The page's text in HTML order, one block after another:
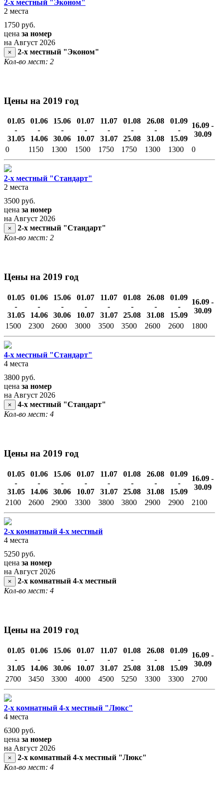
2-х местный "Эконом"
2 места
1750 руб.
цена за номер
на Август 2026
×
2-х местный "Эконом"
Кол-во мест: 2
Цены на 2019 год
01.05
-
31.05
01.06
-
14.06
15.06
-
30.06
01.07
-
10.07
11.07
-
31.07
01.08
-
25.08
26.08
-
31.08
01.09
-
15.09
16.09 -
30.09
0
1150 1300 1500 1750 1750 1300 1300 0
2-х местный "Стандарт"
2 места
3500 руб.
цена за номер
на Август 2026
×
2-х местный "Стандарт"
Кол-во мест: 2
Цены на 2019 год
01.05
-
31.05
01.06
-
14.06
15.06
-
30.06
01.07
-
10.07
11.07
-
31.07
01.08
-
25.08
26.08
-
31.08
01.09
-
15.09
16.09 -
30.09
1500
2300 2600 3000 3500 3500 2600 2600 1800
4-х местный "Стандарт"
4 места
3800 руб.
цена за номер
на Август 2026
×
4-х местный "Стандарт"
Кол-во мест: 4
Цены на 2019 год
01.05
-
31.05
01.06
-
14.06
15.06
-
30.06
01.07
-
10.07
11.07
-
31.07
01.08
-
25.08
26.08
-
31.08
01.09
-
15.09
16.09 -
30.09
2100
2600 2900 3300 3800 3800 2900 2900 2100
2-х комнатный 4-х местный
4 места
5250 руб.
цена за номер
на Август 2026
×
2-х комнатный 4-х местный
Кол-во мест: 4
Цены на 2019 год
01.05
-
31.05
01.06
-
14.06
15.06
-
30.06
01.07
-
10.07
11.07
-
31.07
01.08
-
25.08
26.08
-
31.08
01.09
-
15.09
16.09 -
30.09
2700
3450 3300 4000 4500 5250 3300 3300 2700
2-х комнатный 4-х местный "Люкс"
4 места
6300 руб.
цена за номер
на Август 2026
×
2-х комнатный 4-х местный "Люкс"
Кол-во мест: 4